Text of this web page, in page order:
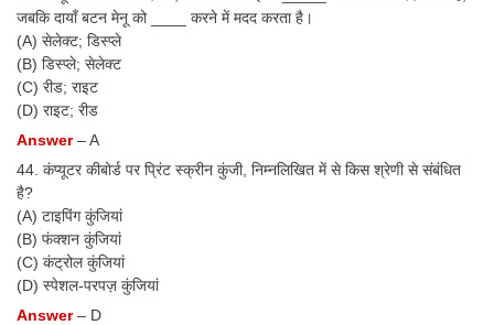
जबकि दायाँ बटन मेनू को ____ करने में मदद करता है।
(A) सेलेक्ट; डिस्प्ले
(B) डिस्प्ले; सेलेक्ट
(C) रीड; राइट
(D) राइट; रीड
Answer– A
44. कंप्यूटर कीबोर्ड पर प्रिंट स्क्रीन कुंजी, निम्नलिखित में से किस श्रेणी से संबंधित
है?
(A) टाइपिंग कुंजियां
(B) फंक्शन कुंजियां
(C) कंट्रोल कुंजियां
(D) स्पेशल-परपज़ कुंजियां
Answer– D